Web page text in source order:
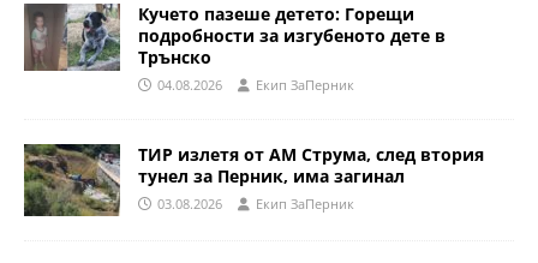
Кучето пазеше детето: Горещи
подробности за изгубеното дете в
Трънско
04.08.2026 Eкип ЗаПерник
ТИР излетя от АМ Струма, след втория
тунел за Перник, има загинал
03.08.2026 Eкип ЗаПерник